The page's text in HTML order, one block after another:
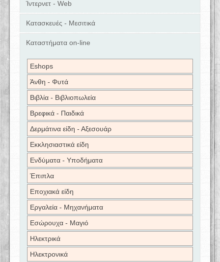
Ίντερνετ - Web
Κατασκευές - Μεσιτικά
Καταστήματα on-line
Eshops
Άνθη - Φυτά
Βιβλία - Βιβλιοπωλεία
Βρεφικά - Παιδικά
Δερμάτινα είδη - Αξεσουάρ
Εκκλησιαστικά είδη
Ενδύματα - Υποδήματα
Έπιπλα
Εποχιακά είδη
Εργαλεία - Μηχανήματα
Εσώρουχα - Μαγιό
Ηλεκτρικά
Ηλεκτρονικά